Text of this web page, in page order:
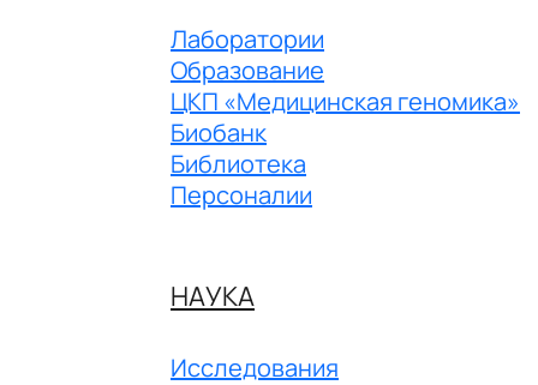
Лаборатории
Образование
ЦКП «Медицинская геномика»
Биобанк
Библиотека
Персоналии
НАУКА
Исследования